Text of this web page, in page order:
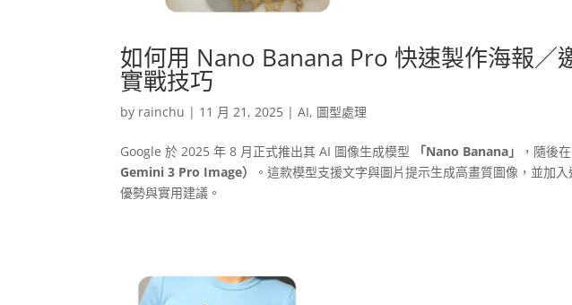
如何用 Nano Banana Pro 快速製作海報／
實戰技巧
by rainchu | 11 月 21, 2025 |AI, 圖型處理
Google 於 2025 年 8 月正式推出其 AI 圖像生成模型 「Nano Banana」 ，隨後
Gemini 3 Pro Image）
。這款模型支援文字與圖片提示生成高畫質圖像，並加
優勢與實用建議。